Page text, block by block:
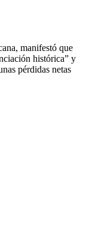
manifestó que
histórica” y
pérdidas netas